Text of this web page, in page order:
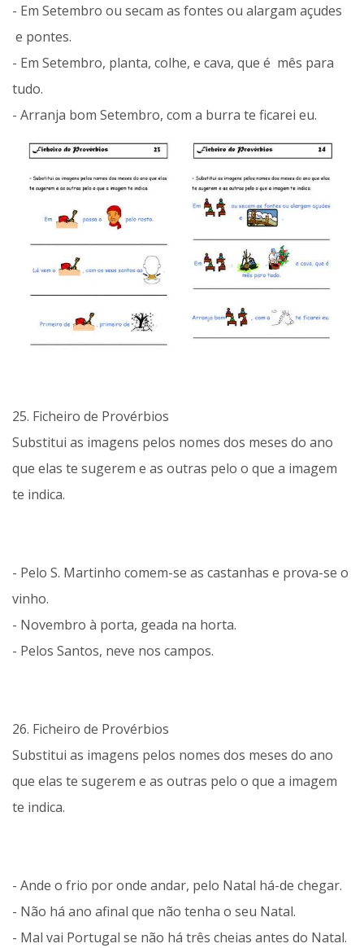
- Em Setembro ou secam as fontes ou alargam açudes
e pontes.
- Em Setembro, planta, colhe, e cava, que é mês para
tudo.
- Arranja bom Setembro, com a burra te ficarei eu.
25. Ficheiro de Provérbios
Substitui as imagens pelos nomes dos meses do ano
que elas te sugerem e as outras pelo o que a imagem
te indica.
- Pelo S. Martinho comem-se as castanhas e prova-se o
vinho.
- Novembro à porta, geada na horta.
- Pelos Santos, neve nos campos.
26. Ficheiro de Provérbios
Substitui as imagens pelos nomes dos meses do ano
que elas te sugerem e as outras pelo o que a imagem
te indica.
- Ande o frio por onde andar, pelo Natal há-de chegar.
- Não há ano afinal que não tenha o seu Natal.
- Mal vai Portugal se não há três cheias antes do Natal.